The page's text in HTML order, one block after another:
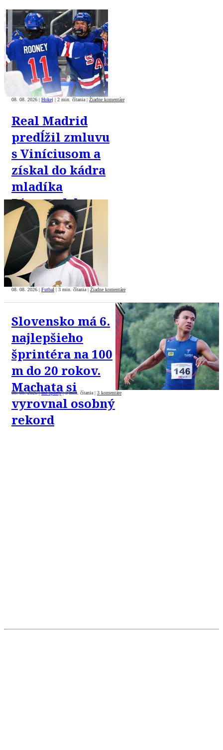
08. 08. 2026 | Hokej | 2 min. čítania | Žiadne komentáre
Real Madrid
predĺžil zmluvu
s Viníciusom a
získal do kádra
mladíka
Diomandeho
08. 08. 2026 | Futbal | 3 min. čítania | Žiadne komentáre
Slovensko má 6.
najlepšieho
šprintéra na 100
m do 20 rokov.
Machata si
vyrovnal osobný
rekord
08. 08. 2026| Iné športy |3 min. čítania | 3 komentáre